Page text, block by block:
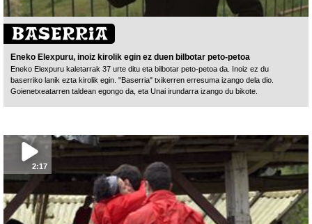
Eneko Elexpuru, inoiz kirolik egin ez duen bilbotar peto-petoa
Eneko Elexpuru kaletarrak 37 urte ditu eta bilbotar peto-petoa da. Inoiz ez du
baserriko lanik ezta kirolik egin. "Baserria" txikerren erresuma izango dela dio.
Goienetxeatarren taldean egongo da, eta Unai irundarra izango du bikote.
2:17